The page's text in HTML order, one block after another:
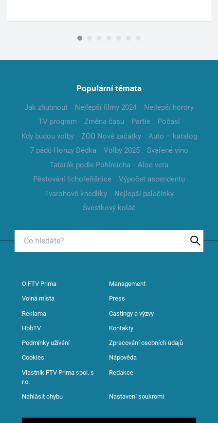
Populární témata
Jak zhubnout Nejlepší filmy 2024
Nejlepší horory
TV program
Změna času Partie
Počasí
Kdy budou volby
ZOO Nové začátky
Auto – katalog
7 pádů Honzy Dědka
Volby 2025
Svařené víno
Tatarák podle Pohlreicha
Aloe vera
Pěstování lichořeřišnice
Výpočet ascendentu
Tvarohové knedlíky
Nejlepší palačinky
Švestkový koláč
O FTV Prima Management
Volná místa Press
Reklama Castingy a výzvy
HbbTV Kontakty
Podmínky užívání Zpracování osobních údajů
Cookies Nápověda
Vlastník FTV Prima spol. s
r.o.
Redakce
Nahlásit chybu Nastavení soukromí